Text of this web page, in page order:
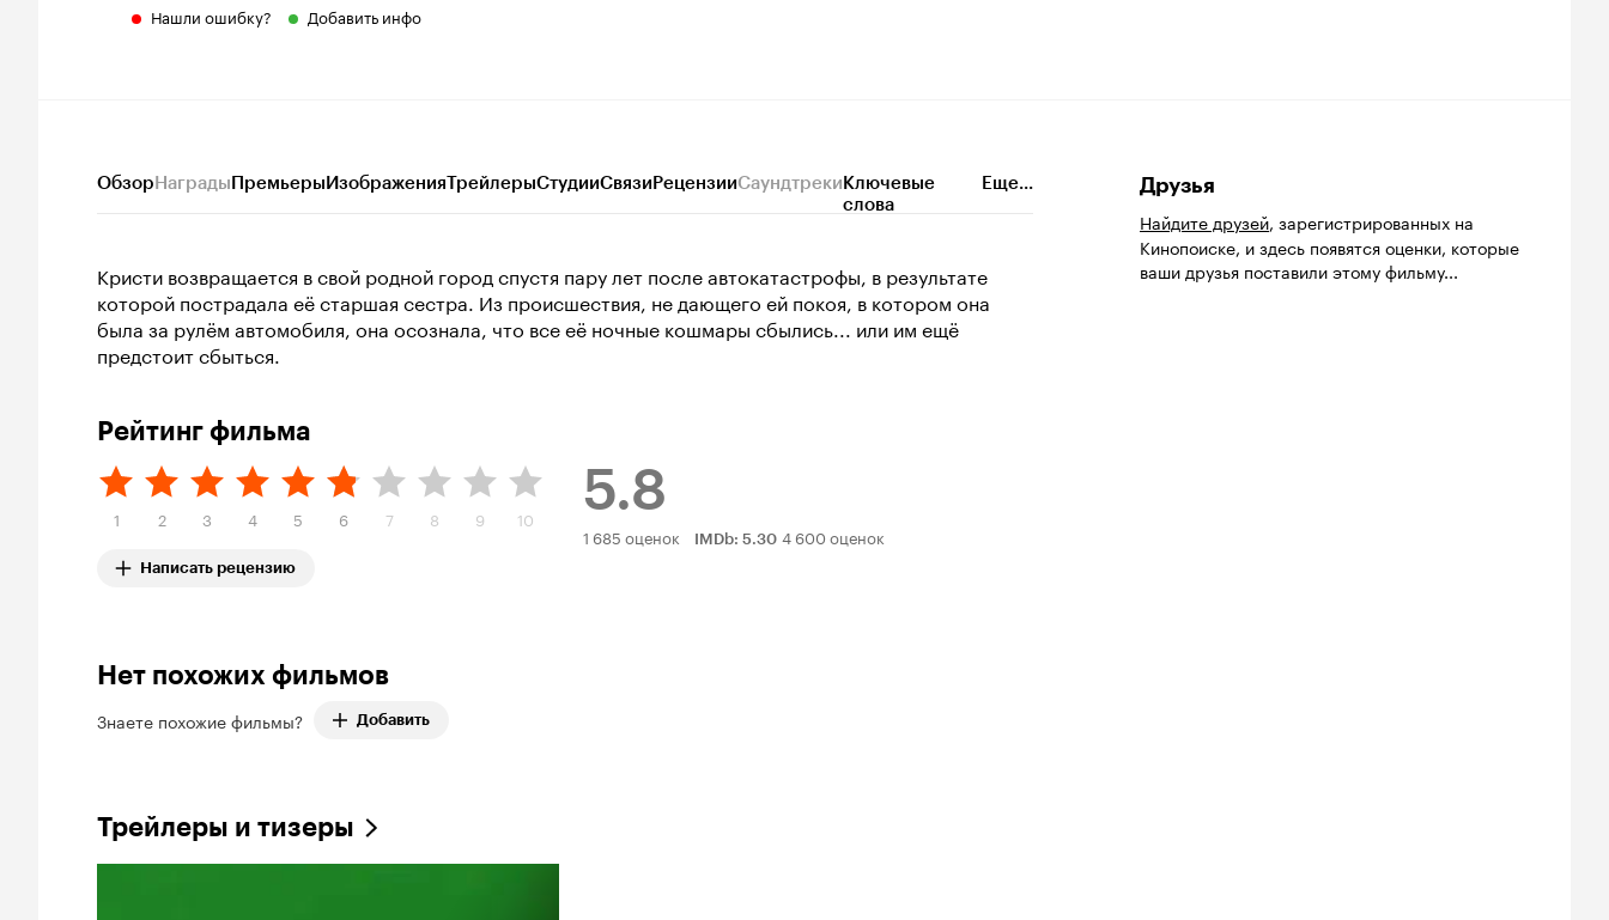
Нашли ошибку? Добавить инфо
ОбзорНаградыПремьерыИзображенияТрейлерыСтудииСвязиРецензииСаундтрекиКлючевые
слова
Еще...
Кристи возвращается в свой родной город спустя пару лет после автокатастрофы, в результате
которой пострадала её старшая сестра. Из происшествия, не дающего ей покоя, в котором она
была за рулём автомобиля, она осознала, что все её ночные кошмары сбылись... или им ещё
предстоит сбыться.
Рейтинг фильма
1 2 3 4 5 6 7 8 9 10
Написать рецензию
5.8
Рейтинг
1 685 оценок IMDb: 5.30 4 600 оценок
Нет похожих фильмов
Знаете похожие фильмы? Добавить
Трейлеры и тизеры
Друзья
Найдите друзей, зарегистрированных на
Кинопоиске, и здесь появятся оценки, которые
ваши друзья поставили этому фильму...